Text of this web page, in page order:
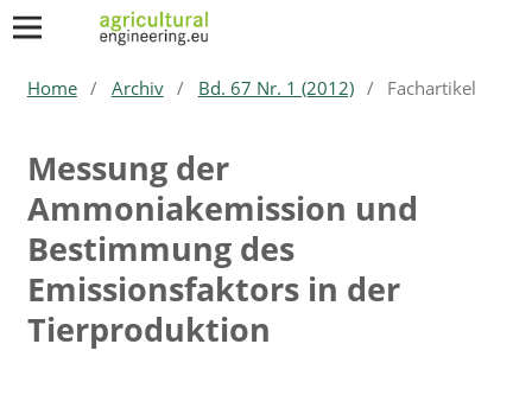
Home / Archiv / Bd. 67 Nr. 1 (2012) / Fachartikel
Messung der
Ammoniakemission und
Bestimmung des
Emissionsfaktors in der
Tierproduktion